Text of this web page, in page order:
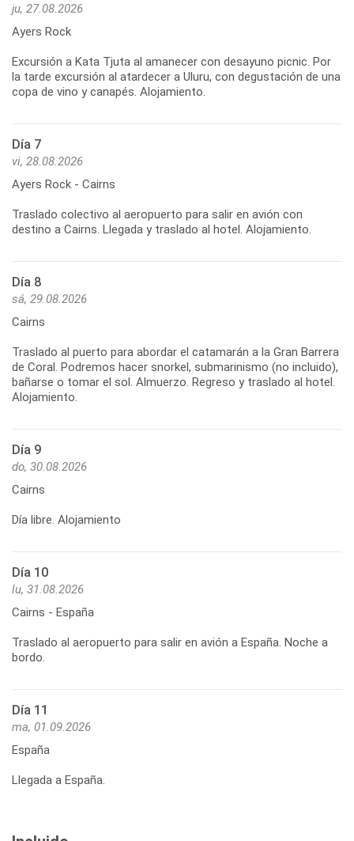
ju, 27.08.2026
Ayers Rock
Excursión a Kata Tjuta al amanecer con desayuno picnic. Por
la tarde excursión al atardecer a Uluru, con degustación de una
Día 7
vi, 28.08.2026
Ayers Rock - Cairns
Traslado colectivo al aeropuerto para salir en avión con
Día 8
sá, 29.08.2026
Cairns
Traslado al puerto para abordar el catamarán a la Gran Barrera
de Coral. Podremos hacer snorkel, submarinismo (no incluido),
bañarse o tomar el sol. Almuerzo. Regreso y traslado al hotel.
Día 9
do, 30.08.2026
Cairns
Día libre. Alojamiento
Día 10
lu, 31.08.2026
Cairns - España
Traslado al aeropuerto para salir en avión a España. Noche a
Día 11
ma, 01.09.2026
España
Llegada a España.